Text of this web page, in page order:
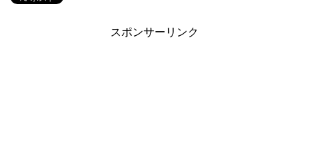
スポンサーリンク